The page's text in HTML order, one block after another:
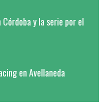
y la serie por el
en Avellaneda